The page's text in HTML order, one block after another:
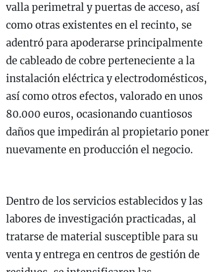
valla perimetral y puertas de acceso, así
como otras existentes en el recinto, se
adentró para apoderarse principalmente
de cableado de cobre perteneciente a la
instalación eléctrica y electrodomésticos,
así como otros efectos, valorado en unos
80.000 euros, ocasionando cuantiosos
daños que impedirán al propietario poner
nuevamente en producción el negocio.
Dentro de los servicios establecidos y las
labores de investigación practicadas, al
tratarse de material susceptible para su
venta y entrega en centros de gestión de